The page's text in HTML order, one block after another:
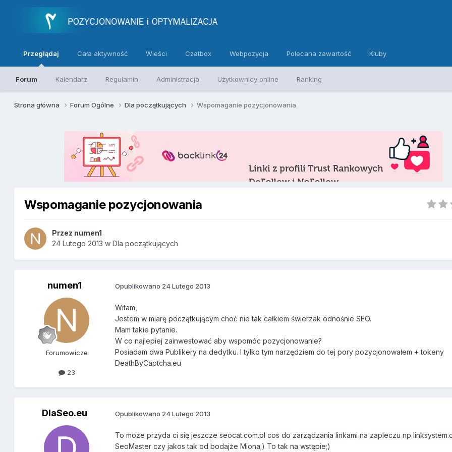
Przeglądaj
Forum Kalendarz Regulamin Administracja Użytkownicy online Ranking
Cała aktywność Wieści Czatbox Webpozycja Polecana zawartość Kluby
Strona główna Forum Ogólne Dla początkujących Wspomaganie pozycjonowania
Wspomaganie pozycjonowania
Przez numen1
24 Lutego 2013 wDla początkujących
numen1
Forumowicze
23
Opublikowano 24 Lutego 2013
Witam,
Jestem w miarę początkującym choć nie tak całkiem świerzak odnośnie SEO.
Mam takie pytanie.
W co najlepiej zainwestować aby wspomóc pozycjonowanie?
Posiadam dwa Publikery na dedytku. I tylko tym narzędziem do tej pory pozycjonowałem + tokeny
DeathByCaptcha.eu
DlaSeo.eu Opublikowano 24 Lutego 2013
To może przyda ci się jeszcze seocat.com.pl cos do zarządzania linkami na zapleczu np
SeoMaster czy jakos tak od bodajże Miona;) To tak na wstępie;)